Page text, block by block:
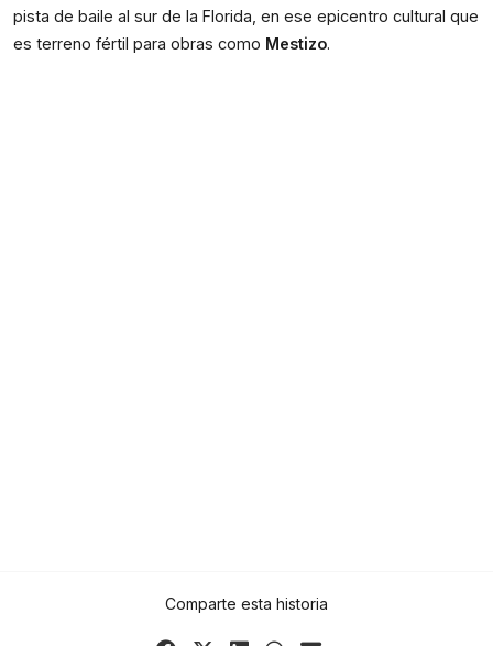
pista de baile al sur de la Florida, en ese epicentro cultural que
es terreno fértil para obras como Mestizo.
Comparte esta historia